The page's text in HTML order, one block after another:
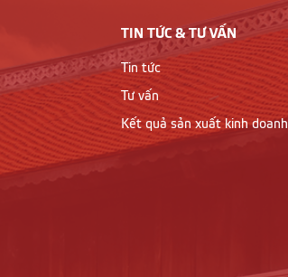
TIN TỨC & TƯ VẤN
Tin tức
Tư vấn
Kết quả sản xuất kinh doanh